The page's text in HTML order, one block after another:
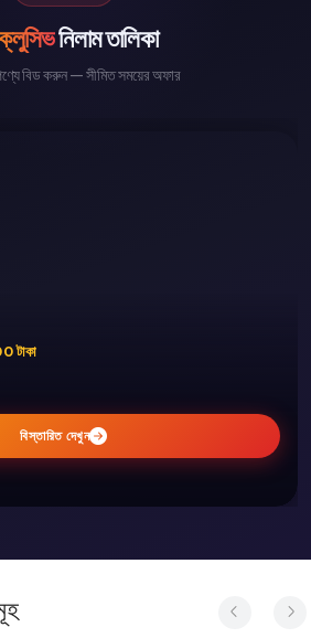
নিলাম তালিকা
বিড করুন — সীমিত সময়ের অফার
59 40
বিস্তারিত দেখুন